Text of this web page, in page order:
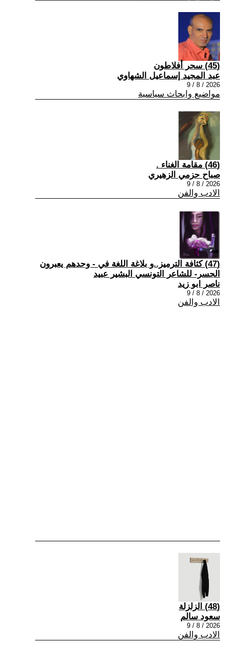
(45) سحر أفلاطون
عبد المجيد إسماعيل الشهاوي
2026 / 8 / 9
مواضيع وابحاث سياسية
(46) مقامة الغناء .
صباح حزمي الزهيري
2026 / 8 / 9
الادب والفن
(47) كثافة الترميز..و بلاغة اللغة في - وحدهم يعبرون
الجسر- للشاعر التونسي البشير عبيد
ناصر ابو زيد
2026 / 8 / 9
الادب والفن
(48) الزلزلة
سعود سالم
2026 / 8 / 9
الادب والفن